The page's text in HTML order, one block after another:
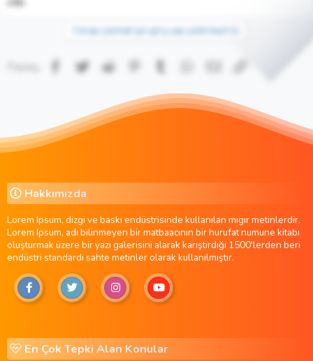
Cevap yazmak için giriş yap yada kayıt ol.
Facebook
Twitter Pinterest WhatsAppE-posta
Hakkımızda
Lorem Ipsum, dizgi ve baskı endüstrisinde kullanılan mıgır metinlerdir.
Lorem Ipsum, adı bilinmeyen bir matbaacının bir hurufat numune kitabı
oluşturmak üzere bir yazı galerisini alarak karıştırdığı 1500'lerden beri
endüstri standardı sahte metinler olarak kullanılmıştır.
En Çok Tepki Alan Konular